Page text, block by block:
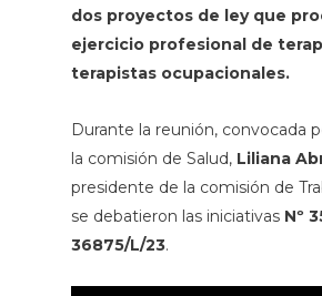
dos proyectos de ley que
ejercicio profesional de
terapistas ocupacionales.
Durante la reunión, convocada
la comisión de Salud,Liliana
presidente de la comisión de
se debatieron las iniciativas Nº
36875/L/23.